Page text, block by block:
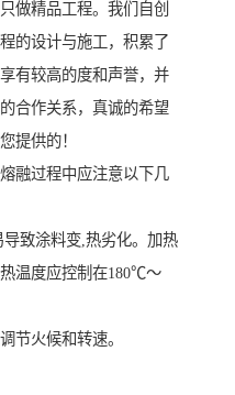
做精品工程。我们自创
的设计与施工，积累了
有较高的度和声誉，并
合作关系，真诚的希望
提供的！
融过程中应注意以下几
致涂料变,热劣化。加热
温度应控制在180℃～
节火候和转速。